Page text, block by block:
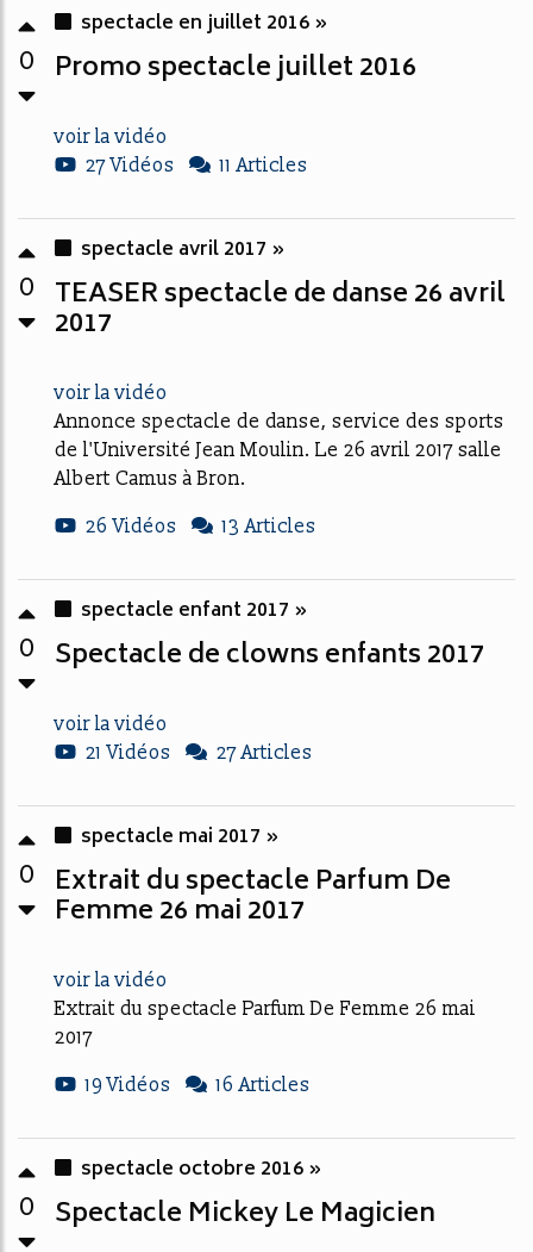
0
spectacle en juillet 2016 »
Promo spectacle juillet 2016
voir la vidéo
27 Vidéos
11 Articles
0
spectacle avril 2017 »
TEASER spectacle de danse 26 avril
2017
voir la vidéo
Annonce spectacle de danse, service des sports
de l'Université Jean Moulin. Le 26 avril 2017 salle
Albert Camus à Bron.
26 Vidéos
13 Articles
0
spectacle enfant 2017 »
Spectacle de clowns enfants 2017
voir la vidéo
21 Vidéos
27 Articles
0
spectacle mai 2017 »
Extrait du spectacle Parfum De
Femme 26 mai 2017
voir la vidéo
Extrait du spectacle Parfum De Femme 26 mai
2017
19 Vidéos
16 Articles
0
spectacle octobre 2016 »
Spectacle Mickey Le Magicien